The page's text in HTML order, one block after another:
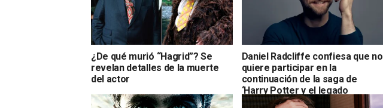
¿De qué murió “Hagrid”? Se
revelan detalles de la muerte
del actor
Daniel Radcliffe confiesa que no
quiere participar en la
continuación de la saga de
‘Harry Potter y el legado
maldito’